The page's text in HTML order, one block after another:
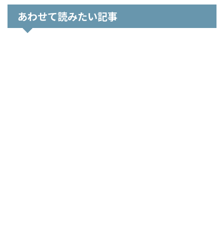
あわせて読みたい記事